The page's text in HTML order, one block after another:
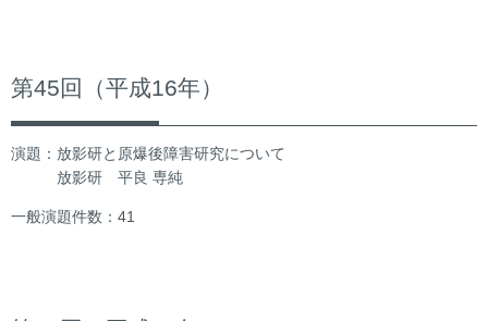
第45回（平成16年）
演題：放影研と原爆後障害研究について
放影研 平良 専純
一般演題件数：41